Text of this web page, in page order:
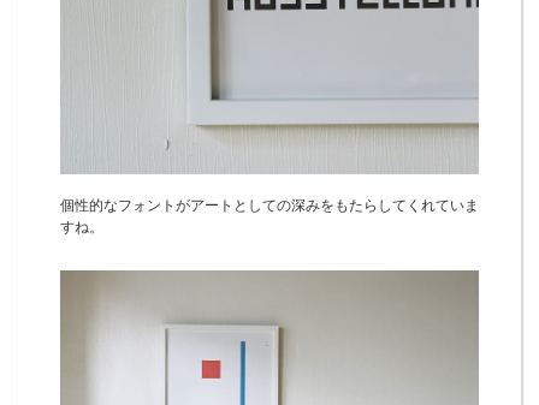
個性的なフォントがアートとしての深みをもたらしてくれていま
すね。